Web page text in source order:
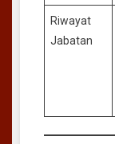
Riwayat
Jabatan